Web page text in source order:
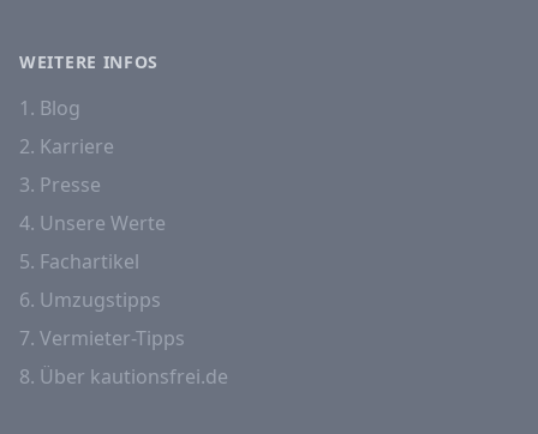
WEITERE INFOS
1. Blog
2. Karriere
3. Presse
4. Unsere Werte
5. Fachartikel
6. Umzugstipps
7. Vermieter-Tipps
8. Über kautionsfrei.de